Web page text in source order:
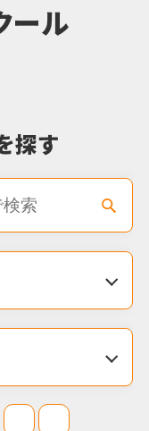
座・特別講座
体験レッスン0
ール